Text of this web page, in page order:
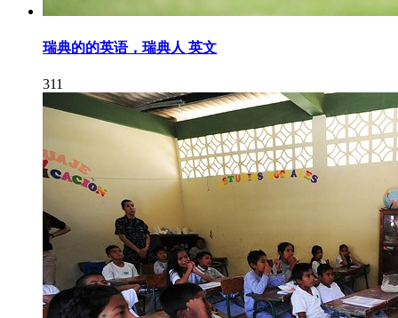
瑞典的的英语，瑞典人 英文
311